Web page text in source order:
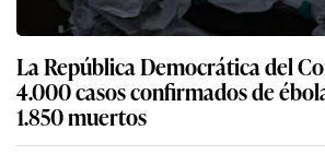
La República Democrática del
4.000 casos confirmados de
1.850 muertos